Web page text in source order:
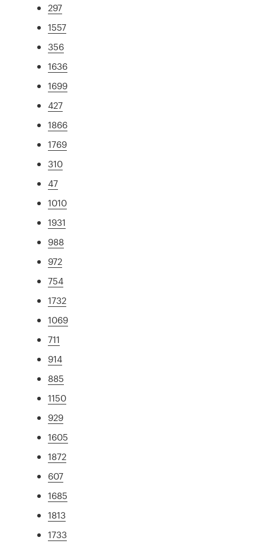
297
1557
356
1636
1699
427
1866
1769
310
47
1010
1931
988
972
754
1732
1069
711
914
885
1150
929
1605
1872
607
1685
1813
1733